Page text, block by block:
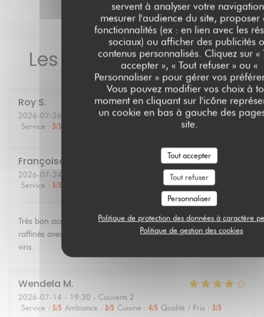
servent à analyser votre
mesurer l'audience du site, proposer
fonctionnalités (ex : en lien avec les
sociaux) ou afficher des publicités
contenus personnalisés. Cliquez sur «
accepter », « Tout refuser » ou «
Personnaliser » pour gérer vos
Vous pouvez modifier vos choix à
moment en cliquant sur l'icône
un cookie en bas à gauche des
site.
Tout accepter
Tout refuser
Personnaliser
Politique de protection des données à caractère
Politique de gestion des cookies
Les avis de nos clients
Roy S
2026-07-26 - 19:30 - Couverts 2
Service : 5/5 Qualité / Prix
Françoise
2026-07-24
Service : 5/5 Qualité / Prix: 4
Très bon accueil. Personnel agréable et compétent. Plats
raffinés avec produits régionaux de saison. Bonne carte de
vins.
Wendela M
2026-07-14 - 19:30 - Couverts 2
Service : 5/5 Ambiance : 3/5 Cuisine : 4/5 Qualité / Prix : 3/5